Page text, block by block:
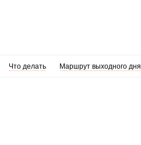
Что делать Маршрут выходного дня